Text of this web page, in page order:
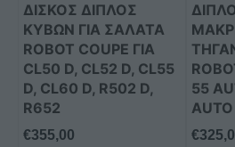
ΔΊΣΚΟΣ ΔΙΠΛΌΣ
ΚΎΒΩΝ ΓΙΑ ΣΑΛΆΤΑ
ROBOT COUPE ΓΙΑ
CL50 D, CL52 D, CL55
D, CL60 D, R502 D,
R652
€355,00
55
AUTO
€